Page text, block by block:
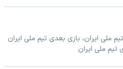
ملی ایران، بازی بعدی تیم ملی ایران
تیم ملی ایران